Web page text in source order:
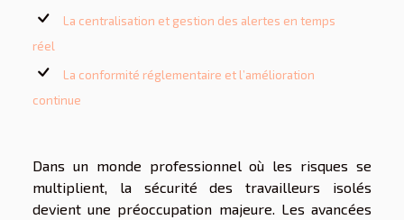
La centralisation et gestion des alertes en temps
réel
La conformité réglementaire et l’amélioration
continue
Dans un monde professionnel où les risques se
multiplient, la sécurité des travailleurs isolés
devient une préoccupation majeure. Les avancées